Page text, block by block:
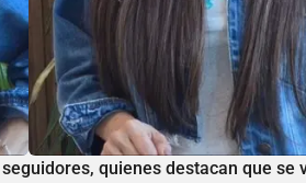
quienes destacan que se